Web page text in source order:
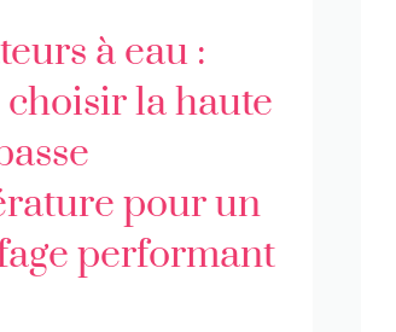
à eau :
la haute
pour un
performant